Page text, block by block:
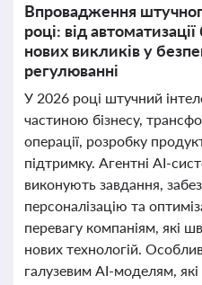
Впровадження
році: від
нових викликів у
регулюванні
У 2026 році штучний
частиною бізнесу,
операції, розробку
підтримку. Агентні AI-
виконують завдання,
персоналізацію та
перевагу компаніям, які
нових технологій.
галузевим AI-моделям,